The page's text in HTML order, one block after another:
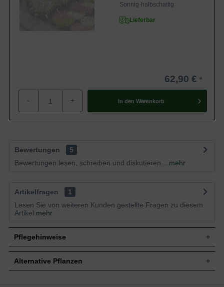
Sonnig-halbschattig
Lieferbar
62,90 €
- + In den Warenkorb
Bewertungen
5
Bewertungen lesen, schreiben und diskutieren...
mehr
Artikelfragen
1
Lesen Sie von weiteren Kunden gestellte Fragen zu diesem
Artikel mehr
Pflegehinweise
Pflanz- und Pflegetipps Euonymus fortunei
Alternative Pflanzen